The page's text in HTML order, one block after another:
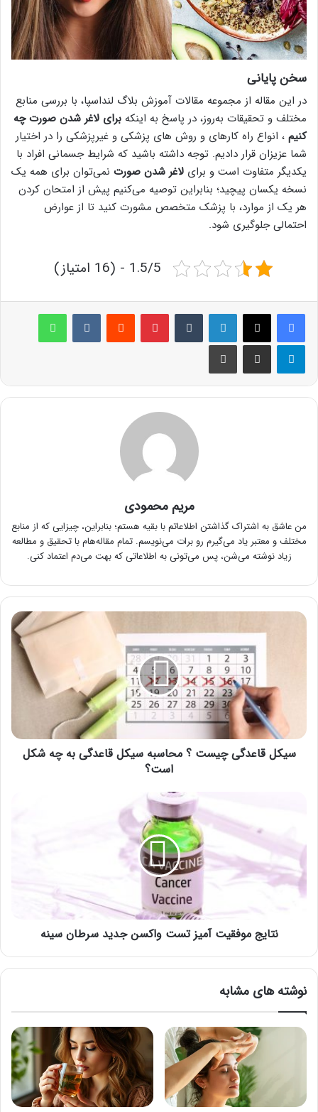
سخن پایانی
در این مقاله از مجموعه مقالات آموزش بلاگ لنداسپا، با بررسی منابع
مختلف و تحقیقات به‌روز، در پاسخ به اینکه برای لاغر شدن صورت چه
کنیم ، انواع راه کارهای و روش های پزشکی و غیرپزشکی را در اختیار
شما عزیزان قرار دادیم. توجه داشته باشید که شرایط جسمانی افراد با
یکدیگر متفاوت است و برای لاغر شدن صورت نمی‌توان برای همه یک
نسخه یکسان پیچید؛ بنابراین توصیه می‌کنیم پیش از امتحان کردن
هر یک از موارد، با پزشک متخصص مشورت کنید تا از عوارض
احتمالی جلوگیری شود.
1.5/5 - (16 امتیاز)
لینکدین ‫تامبلر پینترست‫رددیت ‫VKontakteواتس آپ
تلگرام اشتراک گذاری از طریق ایمیل چاپ
مریم محمودی
من عاشق به اشتراک گذاشتن اطلاعاتم با بقیه هستم؛ بنابراین، چیزایی که از منابع
مختلف و معتبر یاد می‌گیرم رو برات می‌نویسم. تمام مقاله‌هام با تحقیق و مطالعه
زیاد نوشته می‌شن، پس می‌تونی به اطلاعاتی که بهت می‌دم اعتماد کنی.
سیکل
چه
شکلسیکل قاعدگی چیست ؟ محاسبه سیکل قاعدگی به چه شکل
است؟
تست
واکسن
جدید
سرطان
نتایج موفقیت آمیز تست واکسن جدید سرطان سینه
نوشته های مشابه